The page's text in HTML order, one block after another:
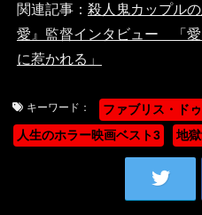
関連記事： 殺人鬼カップル
愛』監督インタビュー 「
に惹かれる」
キーワード：
ファブリス・ド
人生のホラー映画ベスト3
地